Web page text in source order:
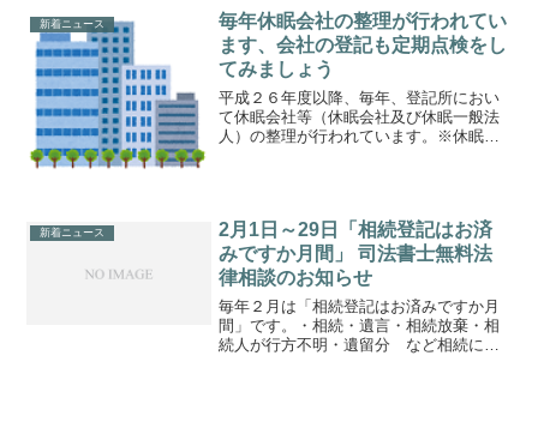
もの ①土地について相続による
所有権の移転の登記を受ける...
新着ニュース
毎年休眠会社の整理が行われてい
ます、会社の登記も定期点検をし
てみましょう
平成２６年度以降、毎年、登記所におい
て休眠会社等（休眠会社及び休眠一般法
人）の整理が行われています。※休眠会
新着ニュース
2月1日～29日「相続登記はお済
みですか月間」 司法書士無料法
律相談のお知らせ
毎年２月は「相続登記はお済みですか月
間」です。・相続・遺言・相続放棄・相
続人が行方不明・遺留分 など相続に関